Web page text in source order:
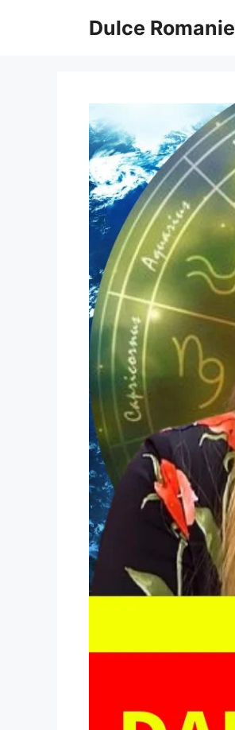
Dulce Romanie